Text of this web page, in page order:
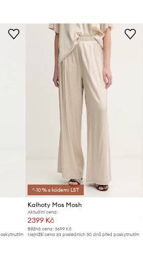
*-10 % s kódem: LST
Kalhoty Mos Mosh
Aktuální cena:
2399 Kč
Běžná cena: 3699 Kč
Nejnižší cena za posledních 30 dnů před poskytnutím